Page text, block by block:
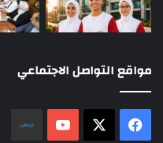
مواقع التواصل الاجتماعي
فيسبوك ‫YouTube